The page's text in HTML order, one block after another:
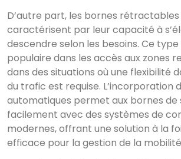
D’autre part, les bornes rétractables
caractérisent par leur capacité à
descendre selon les besoins. Ce
populaire dans les accès aux zones
dans des situations où une flexibilité
du trafic est requise. L’incorporation
automatiques permet aux bornes de
facilement avec des systèmes de
modernes, offrant une solution à la
efficace pour la gestion de la